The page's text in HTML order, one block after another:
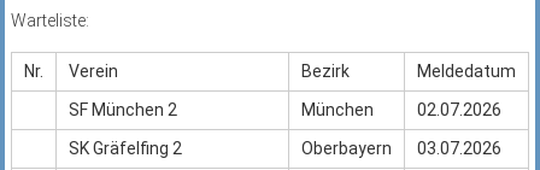
Warteliste:
Nr. Verein Bezirk
Meldedatum
SF München 2
München
02.07.2026
SK Gräfelfing 2
Oberbayern
03.07.2026